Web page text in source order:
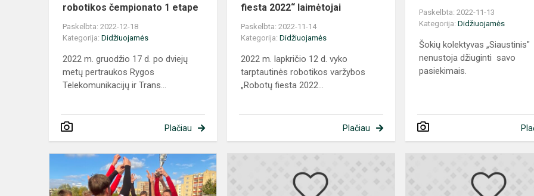
robotikos čempionato 1 etape
Paskelbta: 2022-12-18
Kategorija: Didžiuojamės
2022 m. gruodžio 17 d. po dviejų
metų pertraukos Rygos
Telekomunikacijų ir Trans...
Plačiau
fiesta 2022“ laimėtojai
Paskelbta: 2022-11-14
Kategorija:Didžiuojamės
2022 m. lapkričio 12 d. vyko
tarptautinės robotikos varžybos
„Robotų fiesta 2022...
Plačiau
Paskelbta: 2022-11-13
Kategorija:Didžiuojamės
Šokių kolektyvas „Siaustinis"
nenustoja džiuginti savo
pasiekimais.
Rugsėjo
22
ir